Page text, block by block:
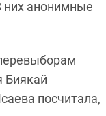
них анонимные
Биякай
посчитала,